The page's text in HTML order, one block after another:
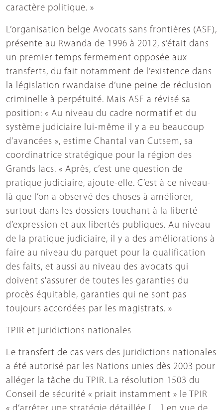
caractère politique. »
L’organisation belge Avocats sans frontières (ASF),
présente au Rwanda de 1996 à 2012, s’était dans
un premier temps fermement opposée aux
transferts, du fait notamment de l’existence dans
la législation rwandaise d’une peine de réclusion
criminelle à perpétuité. Mais ASF a révisé sa
position: « Au niveau du cadre normatif et du
système judiciaire lui-même il y a eu beaucoup
d’avancées », estime Chantal van Cutsem, sa
coordinatrice stratégique pour la région des
Grands lacs. « Après, c’est une question de
pratique judiciaire, ajoute-elle. C’est à ce niveau-
là que l’on a observé des choses à améliorer,
surtout dans les dossiers touchant à la liberté
d’expression et aux libertés publiques. Au niveau
de la pratique judiciaire, il y a des améliorations à
faire au niveau du parquet pour la qualification
des faits, et aussi au niveau des avocats qui
doivent s'assurer de toutes les garanties du
procès équitable, garanties qui ne sont pas
toujours accordées par les magistrats. »
TPIR et juridictions nationales
Le transfert de cas vers des juridictions nationales
a été autorisé par les Nations unies dès 2003 pour
alléger la tâche du TPIR. La résolution 1503 du
Conseil de sécurité « priait instamment » le TPIR